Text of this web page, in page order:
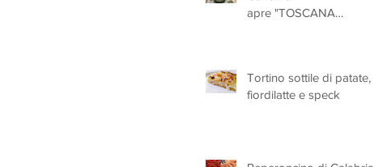
apre "TOSCANA
Tortino sottile di patate,
fiordilatte e speck